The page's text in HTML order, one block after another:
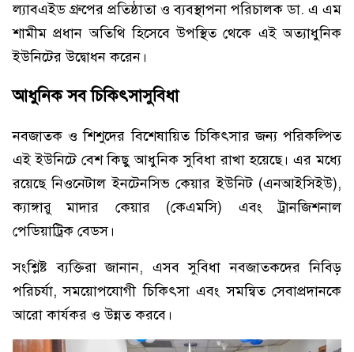
ল্যাবএইড গ্রুপের প্রতিষ্ঠাতা ও ব্যবস্থাপনা পরিচালক ডা. এ এম
শামীম প্রধান অতিথি হিসেবে উপস্থিত থেকে এই অত্যাধুনিক
ইউনিটের উদ্বোধন করেন।
আধুনিক সব চিকিৎসাসুবিধা
নবজাতক ও শিশুদের বিশেষায়িত চিকিৎসার জন্য পরিকল্পিত
এই ইউনিটে বেশ কিছু আধুনিক সুবিধা রাখা হয়েছে। এর মধ্যে
রয়েছে নিওনেটাল ইনটেনসিভ কেয়ার ইউনিট (এনআইসিইউ),
ক্যাঙ্গারু মাদার কেয়ার (কেএমসি) এবং ট্রানজিশনাল
পেডিয়াট্রিক বেডস।
সংশ্লিষ্ট ব্যক্তিরা জানান, এসব সুবিধা নবজাতকদের নিবিড়
পরিচর্যা, সময়োপযোগী চিকিৎসা এবং সমন্বিত সেবাপ্রদানকে
আরো কার্যকর ও উন্নত করবে।